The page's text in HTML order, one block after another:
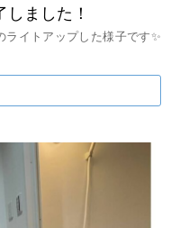
ました！
イトアップした様子です✨